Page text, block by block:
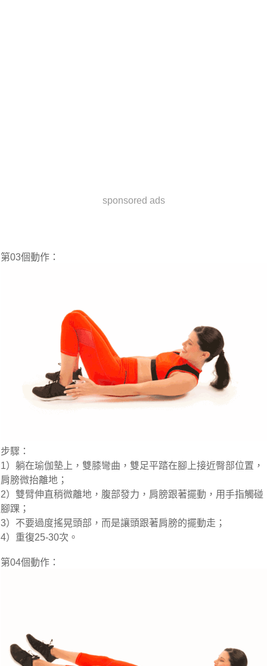
sponsored ads
第03個動作：
步驟：
1）躺在瑜伽墊上，雙膝彎曲，雙足平踏在腳上接近臀部位置，
肩膀微抬離地；
2）雙臂伸直稍微離地，腹部發力，肩膀跟著擺動，用手指觸碰
腳踝；
3）不要過度搖晃頭部，而是讓頭跟著肩膀的擺動走；
4）重復25-30次。
第04個動作：